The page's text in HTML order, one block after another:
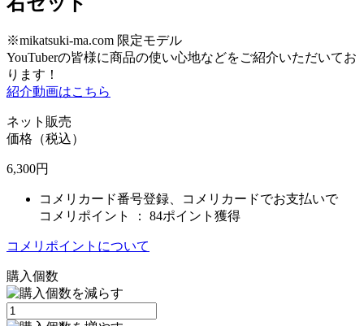
※mikatsuki-ma.com 限定モデル
YouTuberの皆様に商品の使い心地などをご紹介いただいてお
ります！
紹介動画はこちら
ネット販売
価格（税込）
6,300円
コメリカード番号登録、コメリカードでお支払いで
コメリポイント ： 84ポイント獲得
コメリポイントについて
購入個数